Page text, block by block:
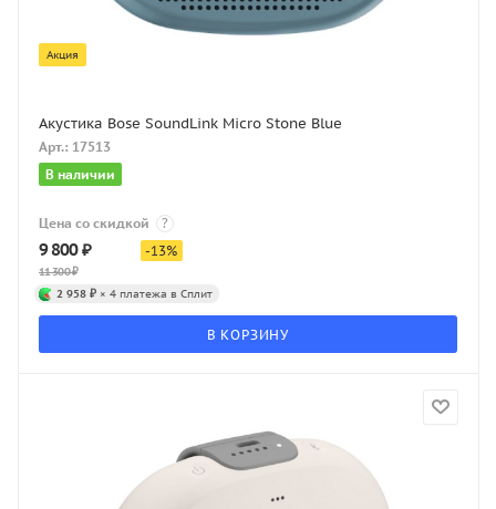
Акция
Акустика Bose SoundLink Micro Stone Blue
Арт.: 17513
В наличии
Цена со скидкой ?
9 800₽
11 300₽
-13%
2 958 ₽ × 4 платежа в Сплит
В КОРЗИНУ